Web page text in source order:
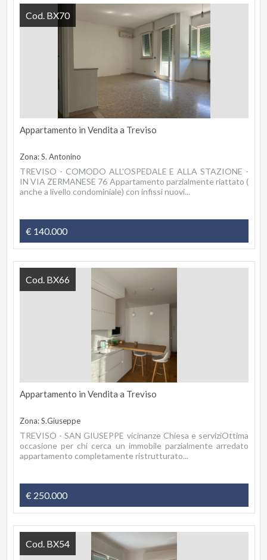
Appartamento in Vendita a Treviso
Zona: S. Antonino
TREVISO - COMODO ALL'OSPEDALE E ALLA STAZIONE -
IN VIA ZERMANESE 76 Appartamento parzialmente riattato (
anche a livello condominiale) con infissi nuovi...
€ 140.000
Cod. BX70
Appartamento in Vendita a Treviso
Zona: S.Giuseppe
TREVISO - SAN GIUSEPPE vicinanze Chiesa e serviziOttima
occasione per chi cerca un immobile parzialmente arredato
appartamento completamente ristrutturato...
€ 250.000
Cod. BX66
Cod. BX54